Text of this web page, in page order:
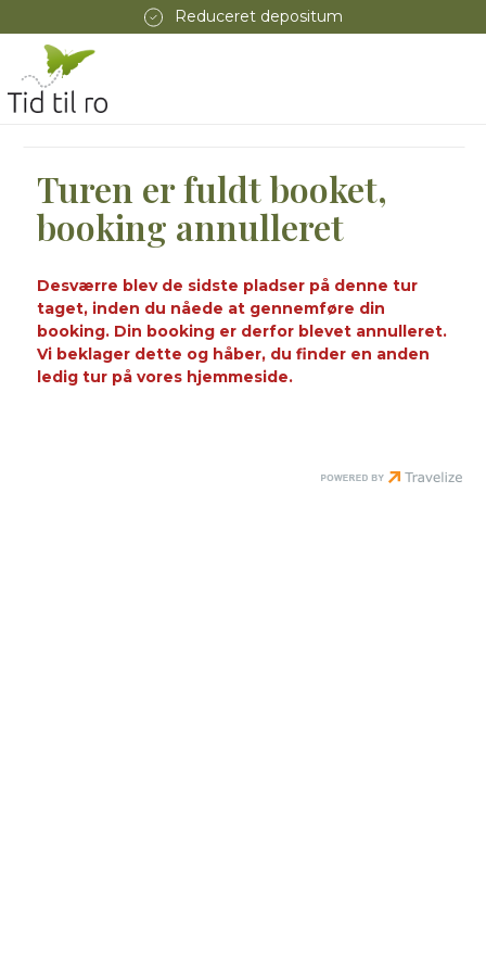
Reduceret depositum
Turen er fuldt booket,
booking annulleret
Desværre blev de sidste pladser på denne tur
taget, inden du nåede at gennemføre din
booking. Din booking er derfor blevet annulleret.
Vi beklager dette og håber, du finder en anden
ledig tur på vores hjemmeside.